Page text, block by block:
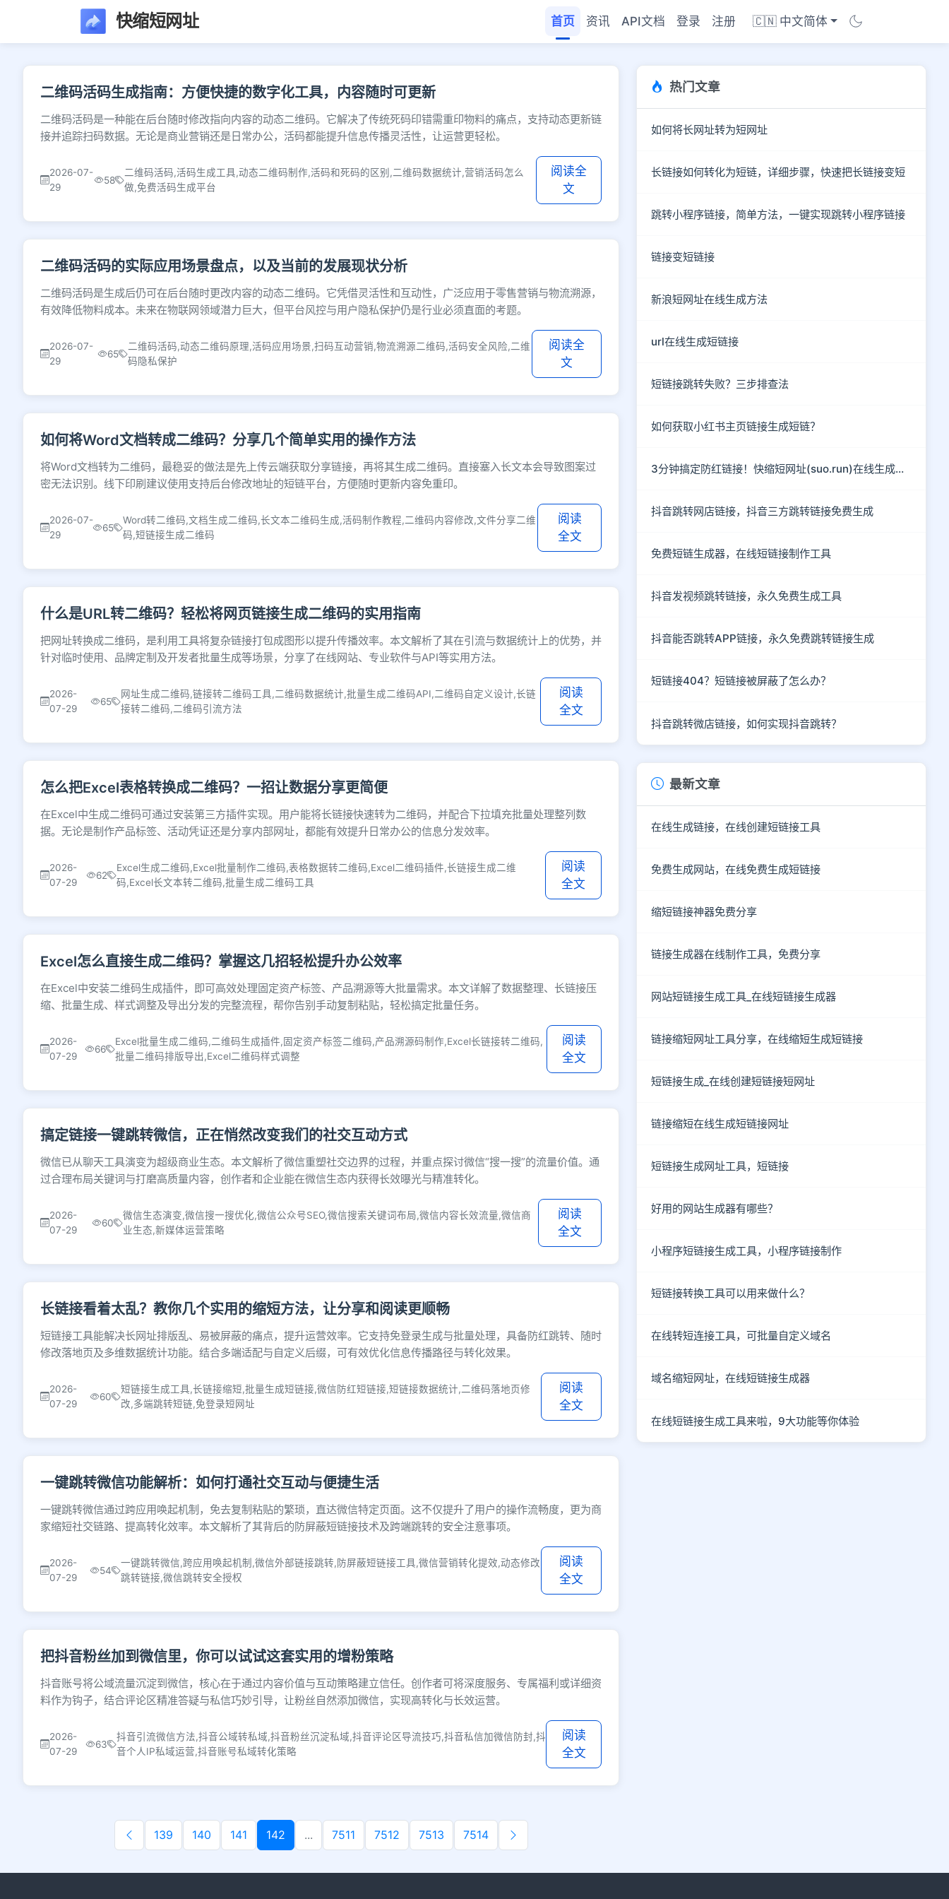
快缩短网址 首页 资讯 API文档 登录 注册 🇨🇳 中文简体
文章列表 - 第142页 - 快缩短网址
二维码活码生成指南：方便快捷的数字化工具，内容随时可更新
二维码活码是一种能在后台随时修改指向内容的动态二维码。它解决了传统死码印错需重印物料的痛点，支持动态更新链
接并追踪扫码数据。无论是商业营销还是日常办公，活码都能提升信息传播灵活性，让运营更轻松。
2026-07-
29
58
二维码活码,活码生成工具,动态二维码制作,活码和死码的区别,二维码数据统计,营销活码怎么
做,免费活码生成平台
阅读全
文
二维码活码的实际应用场景盘点，以及当前的发展现状分析
二维码活码是生成后仍可在后台随时更改内容的动态二维码。它凭借灵活性和互动性，广泛应用于零售营销与物流溯源，
有效降低物料成本。未来在物联网领域潜力巨大，但平台风控与用户隐私保护仍是行业必须直面的考题。
2026-07-
29
65
二维码活码,动态二维码原理,活码应用场景,扫码互动营销,物流溯源二维码,活码安全风险,二维
码隐私保护
阅读全
文
如何将Word文档转成二维码？分享几个简单实用的操作方法
将Word文档转为二维码，最稳妥的做法是先上传云端获取分享链接，再将其生成二维码。直接塞入长文本会导致图案过
密无法识别。线下印刷建议使用支持后台修改地址的短链平台，方便随时更新内容免重印。
2026-07-
29
65
Word转二维码,文档生成二维码,长文本二维码生成,活码制作教程,二维码内容修改,文件分享二维
码,短链接生成二维码
阅读
全文
什么是URL转二维码？轻松将网页链接生成二维码的实用指南
把网址转换成二维码，是利用工具将复杂链接打包成图形以提升传播效率。本文解析了其在引流与数据统计上的优势，并
针对临时使用、品牌定制及开发者批量生成等场景，分享了在线网站、专业软件与API等实用方法。
2026-
07-29
65
网址生成二维码,链接转二维码工具,二维码数据统计,批量生成二维码API,二维码自定义设计,长链
接转二维码,二维码引流方法
阅读
全文
怎么把Excel表格转换成二维码？一招让数据分享更简便
在Excel中生成二维码可通过安装第三方插件实现。用户能将长链接快速转为二维码，并配合下拉填充批量处理整列数
据。无论是制作产品标签、活动凭证还是分享内部网址，都能有效提升日常办公的信息分发效率。
2026-
07-29
62
Excel生成二维码,Excel批量制作二维码,表格数据转二维码,Excel二维码插件,长链接生成二维
码,Excel长文本转二维码,批量生成二维码工具
阅读
全文
Excel怎么直接生成二维码？掌握这几招轻松提升办公效率
在Excel中安装二维码生成插件，即可高效处理固定资产标签、产品溯源等大批量需求。本文详解了数据整理、长链接压
缩、批量生成、样式调整及导出分发的完整流程，帮你告别手动复制粘贴，轻松搞定批量任务。
2026-
07-29
66
Excel批量生成二维码,二维码生成插件,固定资产标签二维码,产品溯源码制作,Excel长链接转二维码,
批量二维码排版导出,Excel二维码样式调整
阅读
全文
搞定链接一键跳转微信，正在悄然改变我们的社交互动方式
微信已从聊天工具演变为超级商业生态。本文解析了微信重塑社交边界的过程，并重点探讨微信“搜一搜”的流量价值。通
过合理布局关键词与打磨高质量内容，创作者和企业能在微信生态内获得长效曝光与精准转化。
2026-
07-29
60
微信生态演变,微信搜一搜优化,微信公众号SEO,微信搜索关键词布局,微信内容长效流量,微信商
业生态,新媒体运营策略
阅读
全文
长链接看着太乱？教你几个实用的缩短方法，让分享和阅读更顺畅
短链接工具能解决长网址排版乱、易被屏蔽的痛点，提升运营效率。它支持免登录生成与批量处理，具备防红跳转、随时
修改落地页及多维数据统计功能。结合多端适配与自定义后缀，可有效优化信息传播路径与转化效果。
2026-
07-29
60
短链接生成工具,长链接缩短,批量生成短链接,微信防红短链接,短链接数据统计,二维码落地页修
改,多端跳转短链,免登录短网址
阅读
全文
一键跳转微信功能解析：如何打通社交互动与便捷生活
一键跳转微信通过跨应用唤起机制，免去复制粘贴的繁琐，直达微信特定页面。这不仅提升了用户的操作流畅度，更为商
家缩短社交链路、提高转化效率。本文解析了其背后的防屏蔽短链接技术及跨端跳转的安全注意事项。
2026-
07-29
54
一键跳转微信,跨应用唤起机制,微信外部链接跳转,防屏蔽短链接工具,微信营销转化提效,动态修改
跳转链接,微信跳转安全授权
阅读
全文
把抖音粉丝加到微信里，你可以试试这套实用的增粉策略
抖音账号将公域流量沉淀到微信，核心在于通过内容价值与互动策略建立信任。创作者可将深度服务、专属福利或详细资
料作为钩子，结合评论区精准答疑与私信巧妙引导，让粉丝自然添加微信，实现高转化与长效运营。
2026-
07-29
63
抖音引流微信方法,抖音公域转私域,抖音粉丝沉淀私域,抖音评论区导流技巧,抖音私信加微信防封,抖
音个人IP私域运营,抖音账号私域转化策略
阅读
全文
139 140 141 142 ... 7511 7512 7513 7514
热门文章
如何将长网址转为短网址
长链接如何转化为短链，详细步骤，快速把长链接变短
跳转小程序链接，简单方法，一键实现跳转小程序链接
链接变短链接
新浪短网址在线生成方法
url在线生成短链接
短链接跳转失败？三步排查法
如何获取小红书主页链接生成短链？
3分钟搞定防红链接！快缩短网址(suo.run)在线生成指南
抖音跳转网店链接，抖音三方跳转链接免费生成
免费短链生成器，在线短链接制作工具
抖音发视频跳转链接，永久免费生成工具
抖音能否跳转APP链接，永久免费跳转链接生成
短链接404？短链接被屏蔽了怎么办？
抖音跳转微店链接，如何实现抖音跳转？
最新文章
在线生成链接，在线创建短链接工具
免费生成网站，在线免费生成短链接
缩短链接神器免费分享
链接生成器在线制作工具，免费分享
网站短链接生成工具_在线短链接生成器
链接缩短网址工具分享，在线缩短生成短链接
短链接生成_在线创建短链接短网址
链接缩短在线生成短链接网址
短链接生成网址工具，短链接
好用的网站生成器有哪些？
小程序短链接生成工具，小程序链接制作
短链接转换工具可以用来做什么？
在线转短连接工具，可批量自定义域名
域名缩短网址，在线短链接生成器
在线短链接生成工具来啦，9大功能等你体验